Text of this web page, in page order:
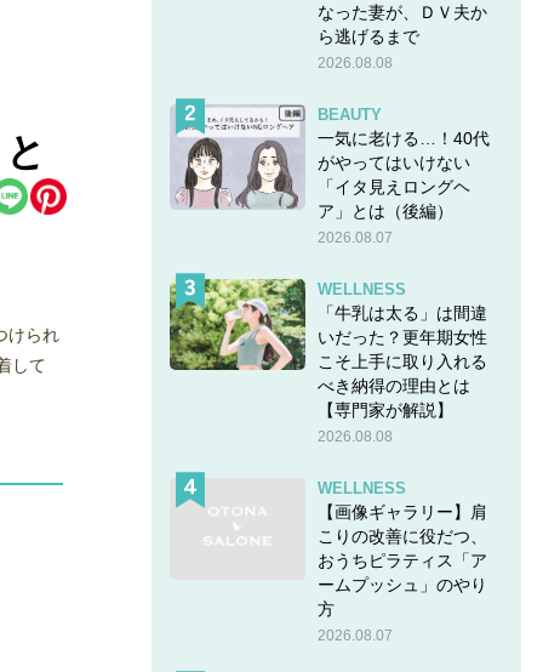
けられ
して
なった妻が、ＤＶ夫か
ら逃げるまで
2026.08.08
BEAUTY
一気に老ける…！40代
がやってはいけない
「イタ見えロングヘ
ア」とは（後編）
2026.08.07
WELLNESS
「牛乳は太る」は間違
いだった？更年期女性
こそ上手に取り入れる
べき納得の理由とは
【専門家が解説】
2026.08.08
WELLNESS
【画像ギャラリー】肩
こりの改善に役だつ、
おうちピラティス「ア
ームプッシュ」のやり
方
2026.08.07